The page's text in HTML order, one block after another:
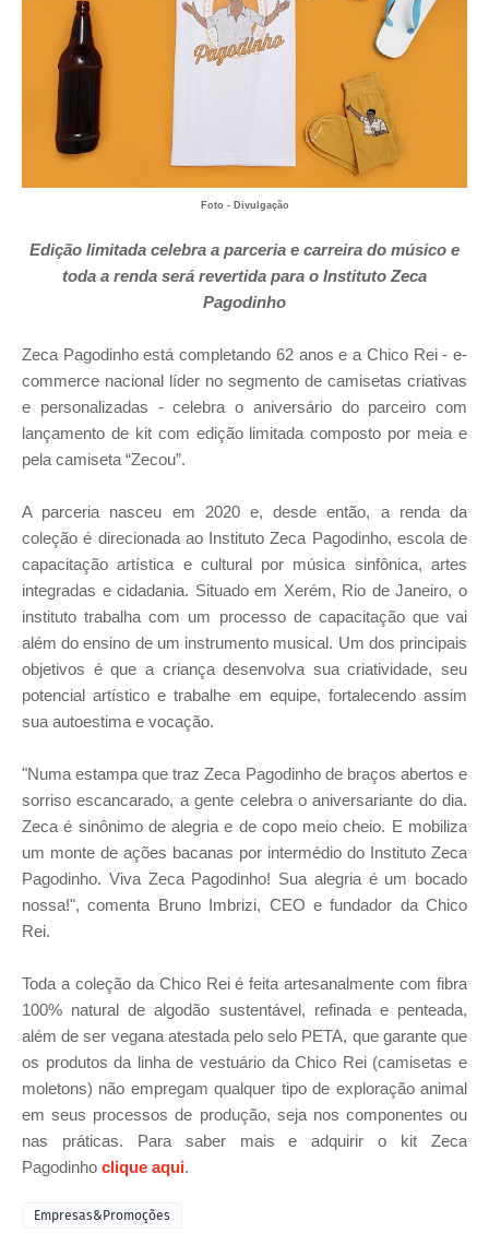
Foto - Divulgação
Edição limitada celebra a parceria e carreira do músico e
toda a renda será revertida para o Instituto Zeca
Pagodinho
Zeca Pagodinho está completando 62 anos e a Chico Rei - e-
commerce nacional líder no segmento de camisetas criativas
e personalizadas - celebra o aniversário do parceiro com
lançamento de kit com edição limitada composto por meia e
pela camiseta “Zecou”.
A parceria nasceu em 2020 e, desde então, a renda da
coleção é direcionada ao Instituto Zeca Pagodinho, escola de
capacitação artística e cultural por música sinfônica, artes
integradas e cidadania. Situado em Xerém, Rio de Janeiro, o
instituto trabalha com um processo de capacitação que vai
além do ensino de um instrumento musical. Um dos principais
objetivos é que a criança desenvolva sua criatividade, seu
potencial artístico e trabalhe em equipe, fortalecendo assim
sua autoestima e vocação.
"Numa estampa que traz Zeca Pagodinho de braços abertos e
sorriso escancarado, a gente celebra o aniversariante do dia.
Zeca é sinônimo de alegria e de copo meio cheio. E mobiliza
um monte de ações bacanas por intermédio do Instituto Zeca
Pagodinho. Viva Zeca Pagodinho! Sua alegria é um bocado
nossa!", comenta Bruno Imbrizi, CEO e fundador da Chico
Rei.
Toda a coleção da Chico Rei é feita artesanalmente com fibra
100% natural de algodão sustentável, refinada e penteada,
além de ser vegana atestada pelo selo PETA, que garante que
os produtos da linha de vestuário da Chico Rei (camisetas e
moletons) não empregam qualquer tipo de exploração animal
em seus processos de produção, seja nos componentes ou
nas práticas. Para saber mais e adquirir o kit Zeca
Pagodinho clique aqui.
Empresas&Promoções